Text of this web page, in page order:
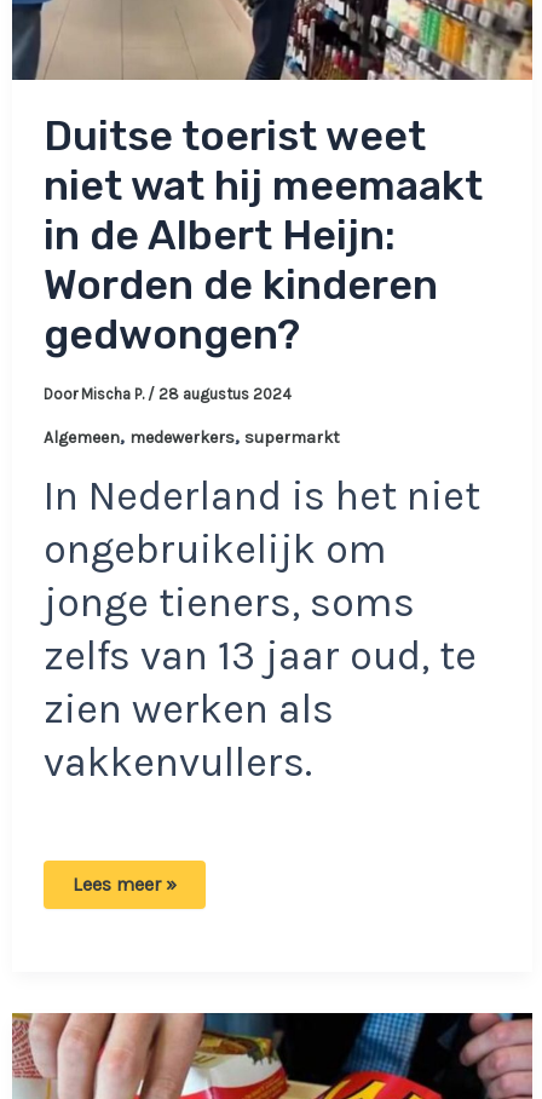
Duitse toerist weet
niet wat hij meemaakt
in de Albert Heijn:
Worden de kinderen
gedwongen?
Door Mischa P. / 28 augustus 2024
Algemeen, medewerkers, supermarkt
In Nederland is het niet
ongebruikelijk om
jonge tieners, soms
zelfs van 13 jaar oud, te
zien werken als
vakkenvullers.
Duitse
in
de
Albert
Heijn:
Lees meer »